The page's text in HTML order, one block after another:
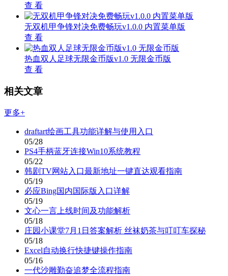
查 看
无双机甲争锋对决免费畅玩v1.0.0 内置菜单版
查 看
热血双人足球无限金币版v1.0 无限金币版
查 看
相关文章
更多+
draftart绘画工具功能详解与使用入口
05/28
PS4手柄蓝牙连接Win10系统教程
05/22
韩剧TV网站入口最新地址一键直达观看指南
05/19
必应Bing国内国际版入口详解
05/19
文心一言上线时间及功能解析
05/18
庄园小课堂7月1日答案解析 丝袜奶茶与叮叮车探秘
05/18
Excel自动换行快捷键操作指南
05/16
一代沙雕勤奋追梦全流程指南